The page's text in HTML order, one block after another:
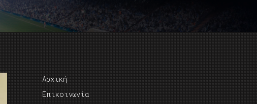
Αρχική
Επικοινωνία